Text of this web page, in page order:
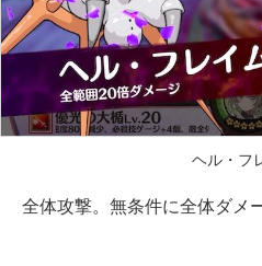
ヘル・フ
全体攻撃。無条件に全体ダメ